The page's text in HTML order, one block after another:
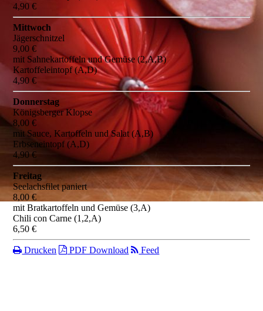
4,90 €
Mittwoch
Jägerschnitzel
9,00 €
mit Sahnekartoffeln und Gemüse (2,A,B)
Kartoffeleintopf (A,D)
4,90 €
Donnerstag
Königsberger Klopse
8,00 €
mit Sauce, Kartoffeln und Salat (A,B)
Erbseneintopf (A,D)
4,90 €
Freitag
Seelachsfilet paniert
8,00 €
mit Bratkartoffeln und Gemüse (3,A)
Chili con Carne (1,2,A)
6,50 €
Drucken PDF Download Feed